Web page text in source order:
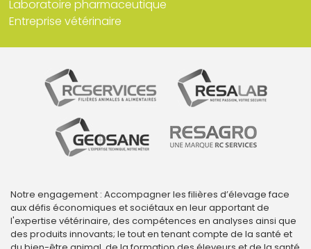
Laboratoire pharmaceutique
Entreprise vétérinaire
Notre engagement : Accompagner les filières d’élevage face
aux défis économiques et sociétaux en leur apportant de
l'expertise vétérinaire, des compétences en analyses ainsi que
des produits innovants; le tout en tenant compte de la santé et